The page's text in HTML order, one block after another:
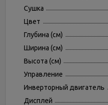
Сушка
Цвет
Глубина (см)
Ширина (см)
Высота (см)
Управление
Инверторный двигатель
Дисплей